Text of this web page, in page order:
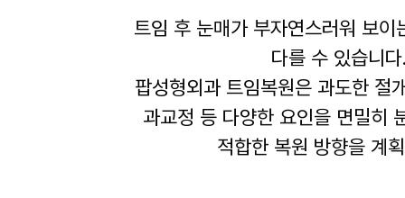
트임 후 눈매가 부자연스러워 보이
다를 수 있습니
팝성형외과 트임복원은 과도한 절
과교정 등 다양한 요인을 면밀히
적합한 복원 방향을 계